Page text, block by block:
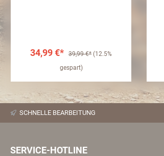
34,99 €* 39,99 €* (12.5%
gespart)
SCHNELLE BEARBEITUNG
SERVICE-HOTLINE